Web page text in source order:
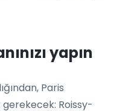
yapın
Paris
Roissy-